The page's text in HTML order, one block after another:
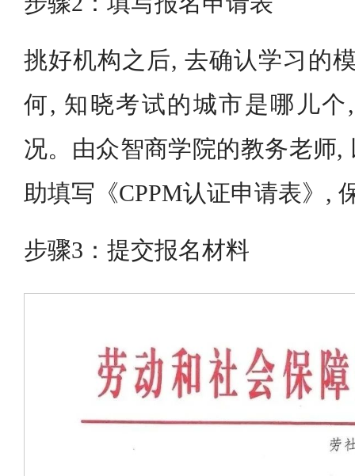
挑好机构之后, 去确认学习的
何, 知晓考试的城市是哪儿
况。由众智商学院的教务老师,
助填写《CPPM认证申请表》,
步骤3：提交报名材料